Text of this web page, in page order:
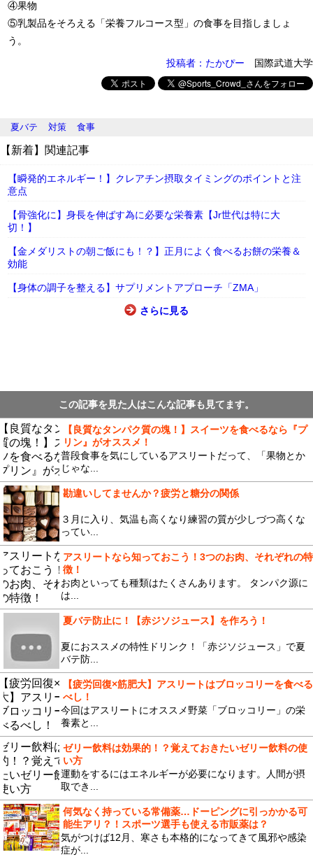
④果物
⑤乳製品をそろえる「栄養フルコース型」の食事を目指しましょ
う。
投稿者：たかぴー
国際武道大学
夏バテ 対策 食事
【新着】関連記事
【瞬発的エネルギー！】クレアチン摂取タイミングのポイントと注
意点
【骨強化に】身長を伸ばす為に必要な栄養素【Jr世代は特に大
切！】
【金メダリストの朝ご飯にも！？】正月によく食べるお餅の栄養＆
効能
【身体の調子を整える】サプリメントアプローチ「ZMA」
さらに見る
この記事を見た人はこんな記事も見てます。
【良質なタンパク質の塊！】スイーツを食べるなら『プ
リン』がオススメ！
普段食事を気にしているアスリートだって、「果物とか
じゃな...
勘違いしてませんか？疲労と糖分の関係
３月に入り、気温も高くなり練習の質が少しづつ高くな
ってい...
アスリートなら知っておこう！3つのお肉、それぞれの特
徴！
お肉といっても種類はたくさんあります。 タンパク源に
は...
夏バテ防止に！【赤ジソジュース】を作ろう！
夏におススメの特性ドリンク！「赤ジソジュース」で夏
バテ防...
【疲労回復×筋肥大】アスリートはブロッコリーを食べる
べし！
今回はアスリートにオススメ野菜「ブロッコリー」の栄
養素と...
ゼリー飲料は効果的！？覚えておきたいゼリー飲料の使
い方
運動をするにはエネルギーが必要になります。人間が摂
取でき...
何気なく持っている常備薬…ドーピングに引っかかる可
能生アリ？！スポーツ選手も使える市販薬は？
気がつけば12月、寒さも本格的になってきて風邪や感染
症が...